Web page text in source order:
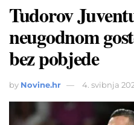
Tudorov
neugodnom
bez pobjede
by Novine.hr 4. svibnja